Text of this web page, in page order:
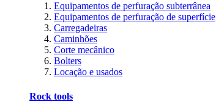
Equipamentos de perfuração subterrânea
Equipamentos de perfuração de superfície
Carregadeiras
Caminhões
Corte mecânico
Bolters
Locação e usados
Rock tools